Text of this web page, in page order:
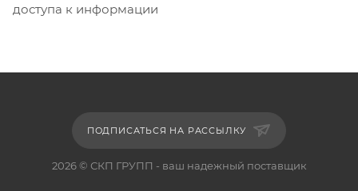
доступа к информации
ПОДПИСАТЬСЯ НА РАССЫЛКУ
2026 © СКП ГРУПП - ваш надежный поставщик